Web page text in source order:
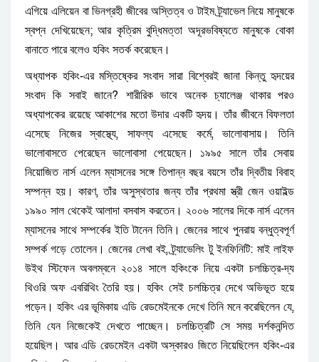
এগিয়ে এলিয়েন বা ভিনগ্রহী জীবের অস্তিত্ব ও টাইম ট্র্যাভেল নিয়ে মানুষকে
স্বপ্ন দেখিয়েছেন;আর কৃত্রিম বুদ্ধিমত্তা অদূরভবিষ্যতে মানুষকে বোকা
বানাতে পারে বলেও হকিং সতর্ক করেছেন।
অধ্যাপক হকিং-এর মস্তিষ্কের সংবাদ সারা বিশ্বেরই জানা কিন্তু হৃদয়ের
সংবাদ
কি সবাই জানে? শারীরিক ভাবে অনেক চ্যালেঞ্জ থাকার
পরও
অধ্যাপকের রয়েছে আকাশের মতো উদার একটি হৃদয় । তাঁর জীবনে বিফলতা
এসেছে
নিজের স্বাস্থ্যে,সাফল্য এসেছে কর্মে,ভালোবাসায় ।
তিনি
ভালোবাসতে পেরেছেন ভালোবাসা পেয়েছেন। ১৯৯৫ সালে তাঁর সেবায়
নিয়োজিত নার্স এলেন ম্যাসনের সঙ্গে তিপান্ন বছর বয়সে তাঁর দ্বিতীয় বিবাহ
সম্পন্ন হয়। কারণ,তাঁর অসুস্থতার জন্য তাঁর প্রথমা স্ত্রী জেন ওয়াইল্ড
১৯৯০ সাল থেকেই আলাদা বসবাস করতেন। ২০০৬ সালের দিকে নার্স এলেন
ম্যাসনের সাথে সম্পর্কের ইতি টানেন তিনি। জেনের সাথে পুনরায় বন্ধুত্বপূর্ণ
সম্পর্ক গড়ে তোলেন। জেনের লেখা বই,ট্র্যাভেলিং টু ইনফিনিটি: মাই লাইফ
উইথ স্টিফেন অবলম্বনে ২০১৪ সালে হকিংকে নিয়ে একটা চলচ্চিত্র-দ্য
থিওরি অফ এবরিথিং তৈরি হয় । হকিং সেই চলচ্চিত্র দেখে অভিভূত হয়ে
পড়েন। হকিং এর ভূমিকায় এডি রেডমেইনকে দেখে তিনি মনে করেছিলেন যে,
তিনি যেন নিজেকেই দেখতে পাচ্ছেন। চলচ্চিত্রটি সে সময় দর্শকনন্দিত
হয়েছিল। আর এডি রেডমেইন একটা অস্কারও জিতে নিয়েছিলেন হকিং-এর